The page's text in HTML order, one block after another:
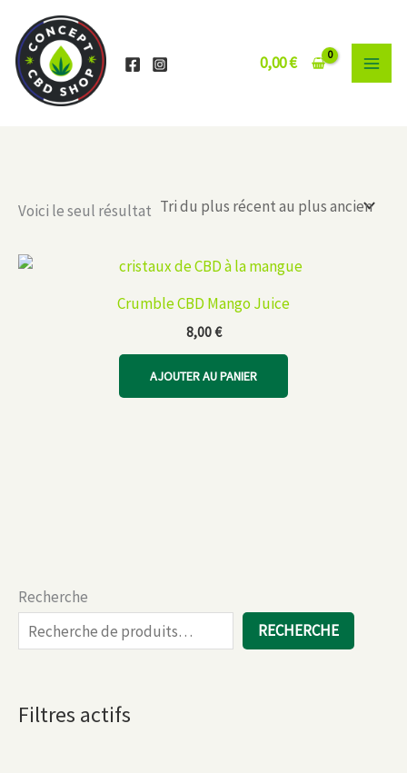
contenu
0,00€
Recherche
RECHERCHE
Filtres actifs
Voici le seul résultat
Crumble CBD Mango Juice
8,00€
AJOUTER AU PANIER